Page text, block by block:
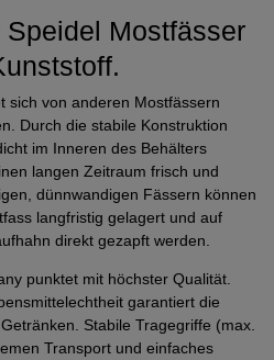
Speidel Mostfässer
sich von anderen Mostfässern
Durch die stabile Konstruktion
im Inneren des Behälters
langen Zeitraum frisch und
dünnwandigen Fässern können
langfristig gelagert und auf
direkt gezapft werden.
punktet mit höchster Qualität.
garantiert die
Stabile Tragegriffe (max.
Transport und einfaches